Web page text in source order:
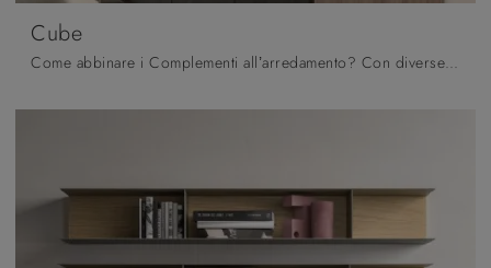
Cube
Come abbinare i Complementi all’arredamento? Con diverse proposte di Orme avrai a disposizione colori e finiture per esprimere la tua creatività ...